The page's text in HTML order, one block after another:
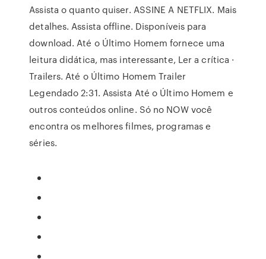
Assista o quanto quiser. ASSINE A NETFLIX. Mais
detalhes. Assista offline. Disponíveis para
download. Até o Último Homem fornece uma
leitura didática, mas interessante, Ler a crítica ·
Trailers. Até o Último Homem Trailer
Legendado 2:31. Assista Até o Último Homem e
outros conteúdos online. Só no NOW você
encontra os melhores filmes, programas e
séries.